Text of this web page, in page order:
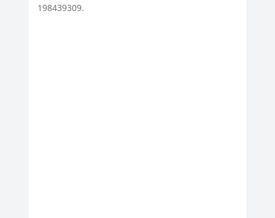
198439309.